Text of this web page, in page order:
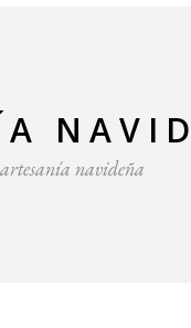
artesanía navideña